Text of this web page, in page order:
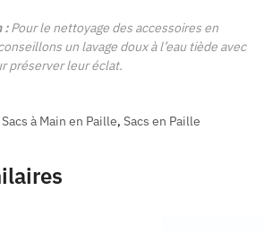
:Pour le nettoyage des accessoires en
un lavage doux à l’eau tiède avec
préserver leur éclat.
Sacs à Main en Paille, Sacs en Paille